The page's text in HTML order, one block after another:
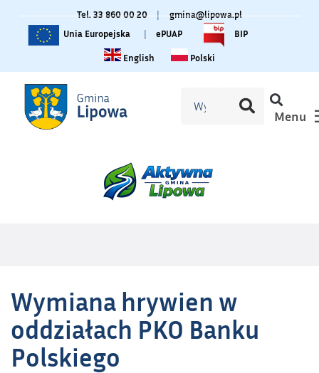
Tel. 33 860 00 20 |
gmina@lipowa.pl
Unia Europejska
| ePUAP
BIP
Change language to English
English Zmiana języka na polski
Polski
Menu
Wymiana hrywien w
oddziałach PKO Banku
Polskiego